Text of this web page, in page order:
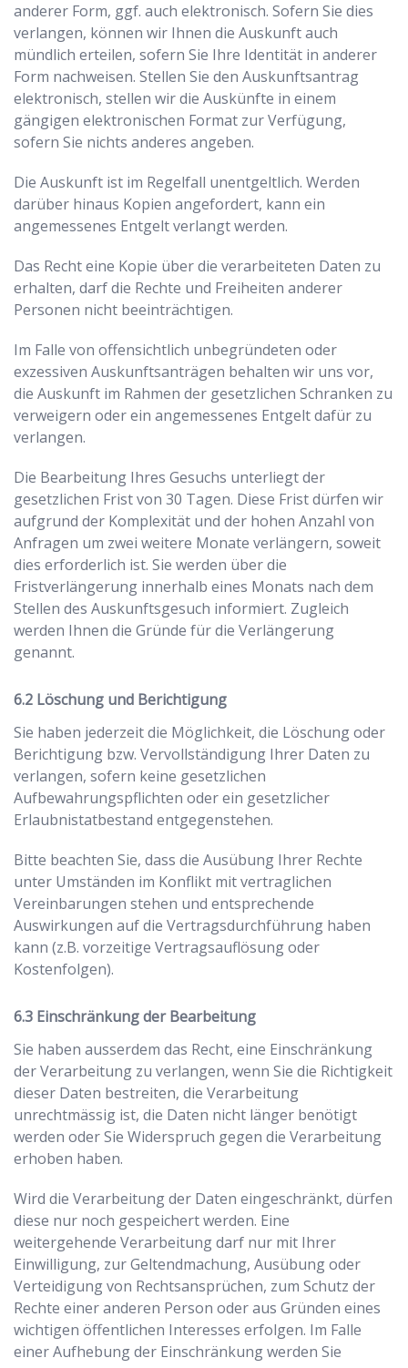
anderer Form, ggf. auch elektronisch. Sofern Sie dies
verlangen, können wir Ihnen die Auskunft auch
mündlich erteilen, sofern Sie Ihre Identität in anderer
Form nachweisen. Stellen Sie den Auskunftsantrag
elektronisch, stellen wir die Auskünfte in einem
gängigen elektronischen Format zur Verfügung,
sofern Sie nichts anderes angeben.
Die Auskunft ist im Regelfall unentgeltlich. Werden
darüber hinaus Kopien angefordert, kann ein
angemessenes Entgelt verlangt werden.
Das Recht eine Kopie über die verarbeiteten Daten zu
erhalten, darf die Rechte und Freiheiten anderer
Personen nicht beeinträchtigen.
Im Falle von offensichtlich unbegründeten oder
exzessiven Auskunftsanträgen behalten wir uns vor,
die Auskunft im Rahmen der gesetzlichen Schranken zu
verweigern oder ein angemessenes Entgelt dafür zu
verlangen.
Die Bearbeitung Ihres Gesuchs unterliegt der
gesetzlichen Frist von 30 Tagen. Diese Frist dürfen wir
aufgrund der Komplexität und der hohen Anzahl von
Anfragen um zwei weitere Monate verlängern, soweit
dies erforderlich ist. Sie werden über die
Fristverlängerung innerhalb eines Monats nach dem
Stellen des Auskunftsgesuch informiert. Zugleich
werden Ihnen die Gründe für die Verlängerung
genannt.
Löschung und Berichtigung
Sie haben jederzeit die Möglichkeit, die Löschung oder
Berichtigung bzw. Vervollständigung Ihrer Daten zu
verlangen, sofern keine gesetzlichen
Aufbewahrungspflichten oder ein gesetzlicher
Erlaubnistatbestand entgegenstehen.
Bitte beachten Sie, dass die Ausübung Ihrer Rechte
unter Umständen im Konflikt mit vertraglichen
Vereinbarungen stehen und entsprechende
Auswirkungen auf die Vertragsdurchführung haben
kann (z.B. vorzeitige Vertragsauflösung oder
Kostenfolgen).
Einschränkung der Bearbeitung
Sie haben ausserdem das Recht, eine Einschränkung
der Verarbeitung zu verlangen, wenn Sie die Richtigkeit
dieser Daten bestreiten, die Verarbeitung
unrechtmässig ist, die Daten nicht länger benötigt
werden oder Sie Widerspruch gegen die Verarbeitung
erhoben haben.
Wird die Verarbeitung der Daten eingeschränkt, dürfen
diese nur noch gespeichert werden. Eine
weitergehende Verarbeitung darf nur mit Ihrer
Einwilligung, zur Geltendmachung, Ausübung oder
Verteidigung von Rechtsansprüchen, zum Schutz der
Rechte einer anderen Person oder aus Gründen eines
wichtigen öffentlichen Interesses erfolgen. Im Falle
einer Aufhebung der Einschränkung werden Sie